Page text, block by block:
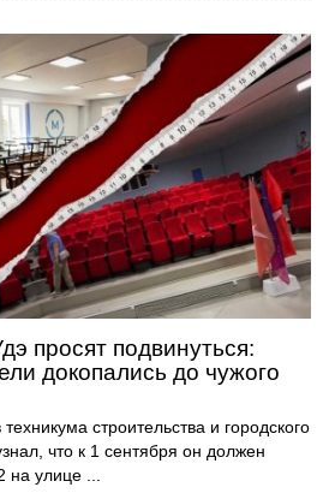
просят подвинуться:
докопались до чужого
строительства и городского
что к 1 сентября он должен
улице ...